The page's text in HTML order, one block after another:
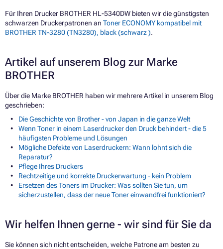
Für Ihren Drucker BROTHER HL-5340DW bieten wir die günstigsten
schwarzen Druckerpatronen an Toner ECONOMY kompatibel mit
BROTHER TN-3280 (TN3280), black (schwarz ).
Artikel auf unserem Blog zur Marke
BROTHER
Über die Marke BROTHER haben wir mehrere Artikel in unserem Blog
geschrieben:
Die Geschichte von Brother - von Japan in die ganze Welt
Wenn Toner in einem Laserdrucker den Druck behindert - die 5
häufigsten Probleme und Lösungen
Mögliche Defekte von Laserdruckern: Wann lohnt sich die
Reparatur?
Pflege Ihres Druckers
Rechtzeitige und korrekte Druckerwartung - kein Problem
Ersetzen des Toners im Drucker: Was sollten Sie tun, um
sicherzustellen, dass der neue Toner einwandfrei funktioniert?
Wir helfen Ihnen gerne - wir sind für Sie da
Sie können sich nicht entscheiden, welche Patrone am besten zu